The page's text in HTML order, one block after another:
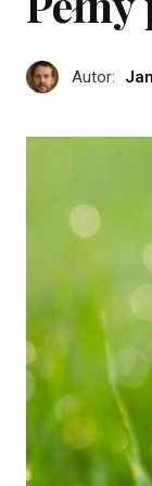
Autor: